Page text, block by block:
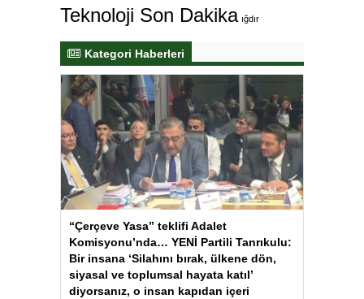
Teknoloji Son Dakika ığdır
Kategori Haberleri
“Çerçeve Yasa” teklifi Adalet
Komisyonu’nda… YENİ Partili Tanrıkulu:
Bir insana ‘Silahını bırak, ülkene dön,
siyasal ve toplumsal hayata katıl’
diyorsanız, o insan kapıdan içeri